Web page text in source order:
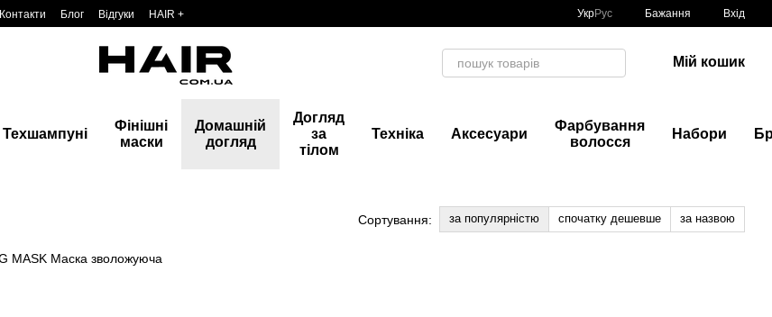
Контакти Блог Відгуки HAIR + УкрРус Бажання Вхід
Мій кошик
Техшампуні
Фінішні
маски
Домашній
догляд
Догляд
за
тілом
Техніка Аксесуари
Фарбування
волосся
Набори
Сортування: за популярністю спочатку дешевше за назвою